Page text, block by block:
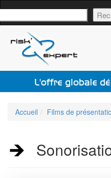
L'offre globale
Accueil Films de